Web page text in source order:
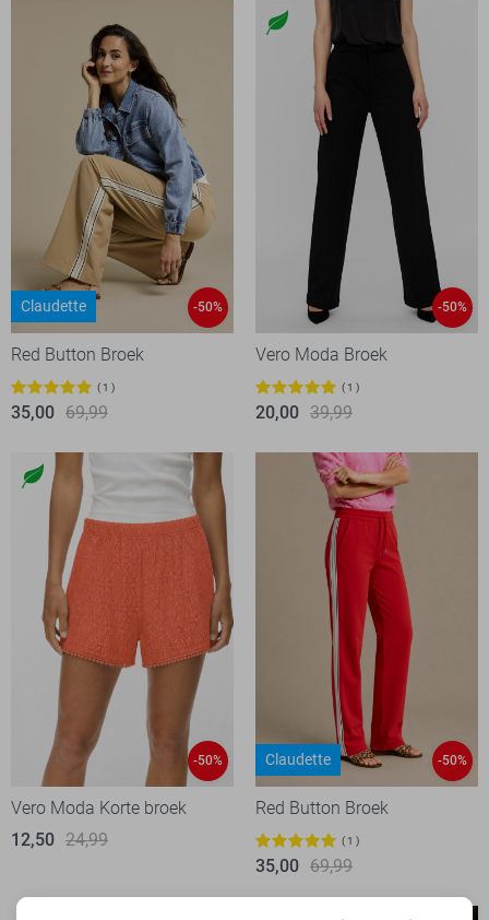
Claudette -50%
Red Button Broek
1
35,00 69,99
-50%
Vero Moda Broek
1
20,00 39,99
-50%
Vero Moda Korte broek
12,50 24,99
Claudette -50%
Red Button Broek
1
35,00 69,99